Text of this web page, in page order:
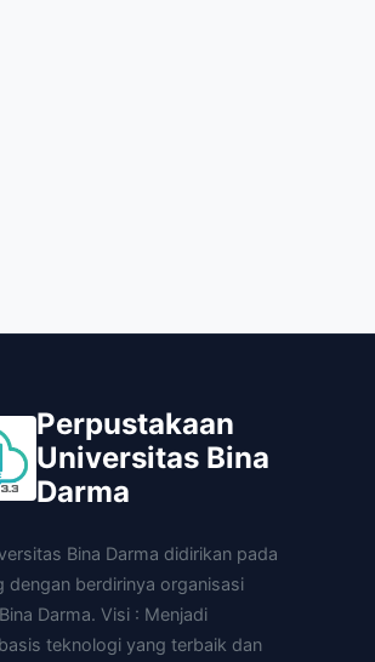
Perpustakaan
Universitas Bina
Darma
Bina Darma didirikan pada
dengan berdirinya organisasi
Darma. Visi : Menjadi
teknologi yang terbaik dan